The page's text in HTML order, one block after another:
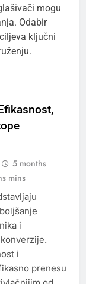
mogu
Odabir
ključni
5 months
mins
i
i
prenesu